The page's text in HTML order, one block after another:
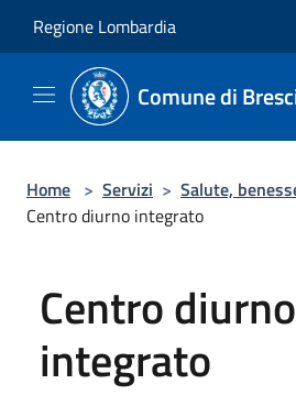
Regione Lombardia
Comune di
Home > Servizi > Salute,
Centro diurno integrato
Centro diurno
integrato